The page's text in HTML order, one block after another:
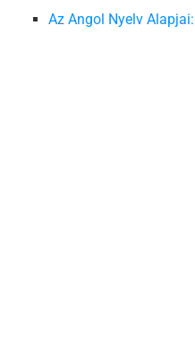
Az Angol Nyelv